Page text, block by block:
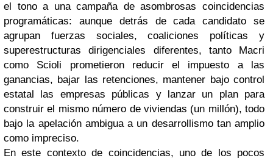
el tono a una campaña de asombrosas coincidencias
programáticas: aunque detrás de cada candidato se
agrupan fuerzas sociales, coaliciones políticas y
superestructuras dirigenciales diferentes, tanto Macri
como Scioli prometieron reducir el impuesto a las
ganancias, bajar las retenciones, mantener bajo control
estatal las empresas públicas y lanzar un plan para
construir el mismo número de viviendas (un millón), todo
bajo la apelación ambigua a un desarrollismo tan amplio
como impreciso.
En este contexto de coincidencias, uno de los pocos